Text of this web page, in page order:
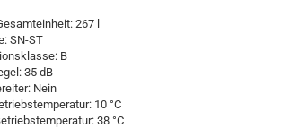
267 l
SN-ST
B
35 dB
Nein
10 °C
38 °C